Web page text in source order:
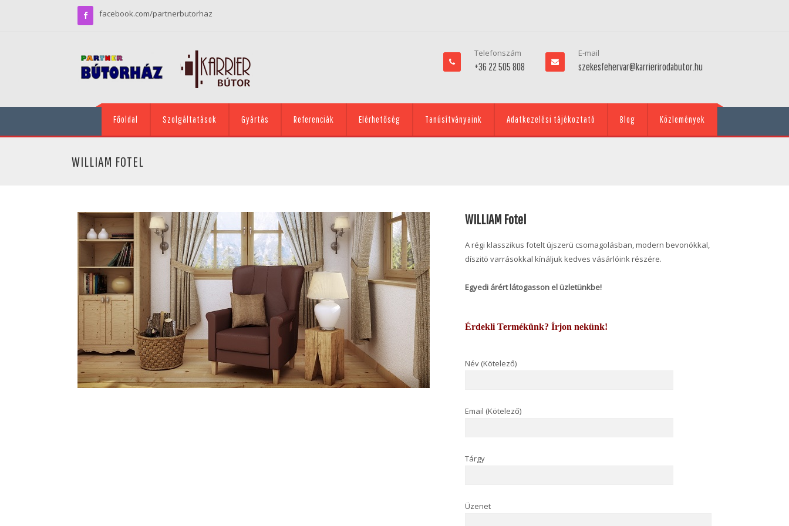
facebook.com/partnerbutorhaz
Telefonszám
+36 22 505 808
E-mail
szekesfehervar@karrierirodabutor.hu
Főoldal Szolgáltatások Gyártás Referenciák Elérhetőség Tanúsítványaink Adatkezelési tájékoztató Blog Közlemények
WILLIAM FOTEL
WILLIAM Fotel
A régi klasszikus fotelt újszerü csomagolásban, modern bevonókkal,
díszitö varrásokkal kínáljuk kedves vásárlóink részére.
Egyedi árért látogasson el üzletünkbe!
Érdekli Termékünk? Írjon nekünk!
Név (Kötelező)
Email (Kötelező)
Tárgy
Üzenet